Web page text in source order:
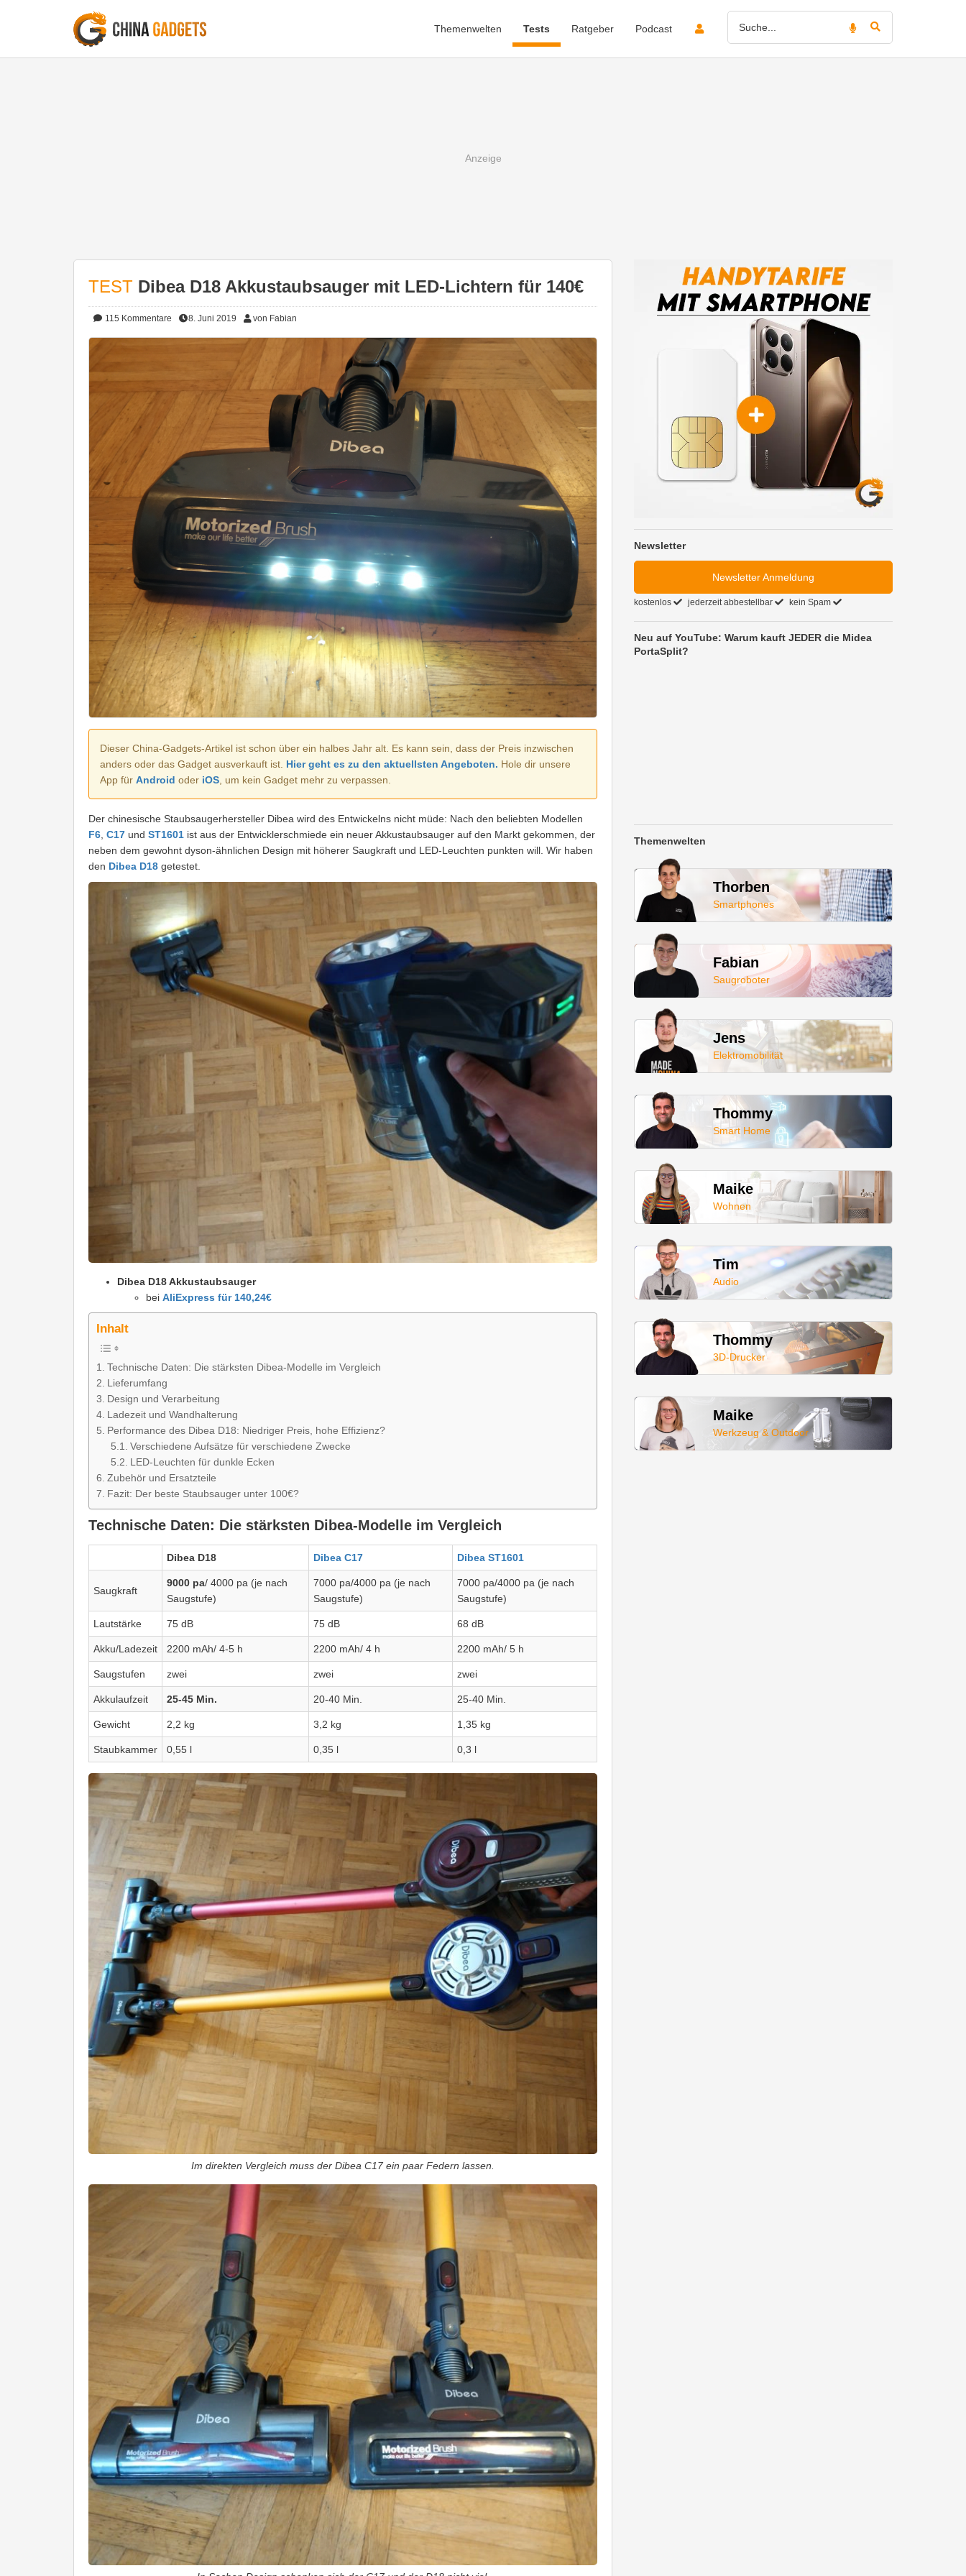
Themenwelten Tests Ratgeber Podcast
TEST Dibea D18 Akkustaubsauger mit LED-Lichtern für 140€
115 Kommentare 8. Juni 2019 von Fabian
Dieser China-Gadgets-Artikel ist schon über ein halbes Jahr alt. Es kann sein, dass der Preis inzwischen
anders oder das Gadget ausverkauft ist. Hier geht es zu den aktuellsten Angeboten. Hole dir unsere
App für Android oder iOS , um kein Gadget mehr zu verpassen.
Der chinesische Staubsaugerhersteller Dibea wird des Entwickelns nicht müde: Nach den beliebten Modellen
F6 C17 und ST1601 ist aus der Entwicklerschmiede ein neuer Akkustaubsauger auf den Markt gekommen, der
neben dem gewohnt dyson-ähnlichen Design mit höherer Saugkraft und LED-Leuchten punkten will. Wir haben
den Dibea D18 getestet.
Dibea D18 Akkustaubsauger
bei AliExpress für 140,24€
Inhalt
Technische Daten: Die stärksten Dibea-Modelle im Vergleich
Lieferumfang
Design und Verarbeitung
Ladezeit und Wandhalterung
Performance des Dibea D18: Niedriger Preis, hohe Effizienz?
Verschiedene Aufsätze für verschiedene Zwecke
LED-Leuchten für dunkle Ecken
Zubehör und Ersatzteile
Fazit: Der beste Staubsauger unter 100€?
Technische Daten: Die stärksten Dibea-Modelle im Vergleich
Dibea D18 Dibea C17 Dibea ST1601
Saugkraft
9000 pa/ 4000 pa (je nach
Saugstufe)
7000 pa/4000 pa (je nach
Saugstufe)
7000 pa/4000 pa (je nach
Saugstufe)
Lautstärke 75 dB 75 dB 68 dB
Akku/Ladezeit 2200 mAh/ 4-5 h 2200 mAh/ 4 h 2200 mAh/ 5 h
Saugstufen zwei zwei zwei
Akkulaufzeit 25-45 Min. 20-40 Min. 25-40 Min.
Gewicht 2,2 kg 3,2 kg 1,35 kg
Staubkammer 0,55 l 0,35 l 0,3 l
Im direkten Vergleich muss der Dibea C17 ein paar Federn lassen.
Newsletter
Newsletter Anmeldung
kostenlos jederzeit abbestellbar kein Spam
Neu auf YouTube: Warum kauft JEDER die Midea
PortaSplit?
Themenwelten
Thorben
Smartphones
Fabian
Saugroboter
Jens
Elektromobilität
Thommy
Smart Home
Maike
Wohnen
Tim
Audio
Thommy
3D-Drucker
Maike
Werkzeug & Outdoor